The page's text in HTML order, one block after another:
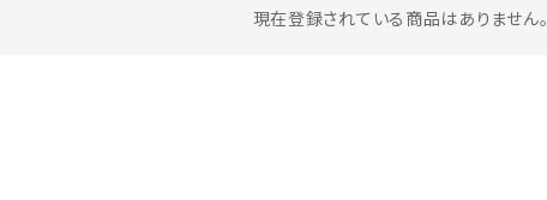
現在登録されている商品はありません。